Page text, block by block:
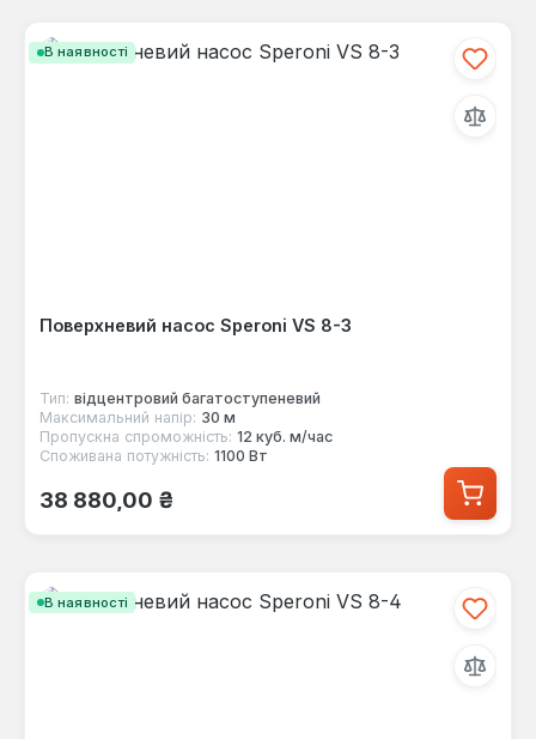
В наявності
Поверхневий насос Speroni VS 8-3
Тип: відцентровий багатоступеневий
Максимальний напір: 30 м
Пропускна спроможність: 12 куб. м/час
Споживана потужність: 1100 Вт
Звичайна ціна:
38 880,00 ₴
В наявності